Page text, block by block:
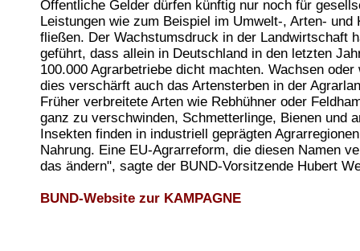
Öffentliche Gelder dürfen künftig nur noch für
Leistungen wie zum Beispiel im Umwelt-, Arten- und
fließen. Der Wachstumsdruck in der Landwirtschaft
geführt, dass allein in Deutschland in den letzten
100.000 Agrarbetriebe dicht machten. Wachsen oder
dies verschärft auch das Artensterben in der
Früher verbreitete Arten wie Rebhühner oder
ganz zu verschwinden, Schmetterlinge, Bienen und
Insekten finden in industriell geprägten
Nahrung. Eine EU-Agrarreform, die diesen Namen
das ändern", sagte der BUND-Vorsitzende Hubert
BUND-Website zur KAMPAGNE